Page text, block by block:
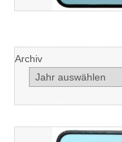
Archiv